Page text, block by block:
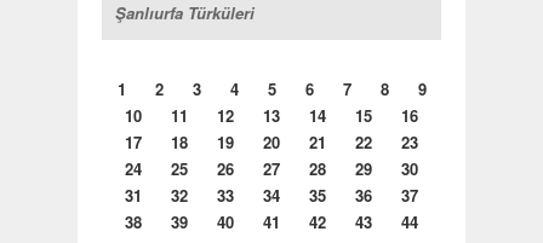
Şanlıurfa Türküleri
1 2 3 4 5 6 7 8
9
10
11 12 13 14 15
16
17
18 19 20 21 22
23
24
25 26 27 28 29
30
31
32 33 34 35 36
37
38
39 40 41 42 43
44